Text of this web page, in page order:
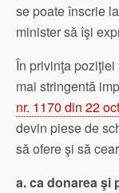
se poate înscrie
minister să îşi
În privinţa
mai stringentă
nr. 1170 din 22
devin piese de
să ofere şi să
a. ca donarea şi